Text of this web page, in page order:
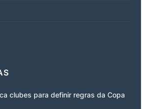
clubes para definir regras da Copa